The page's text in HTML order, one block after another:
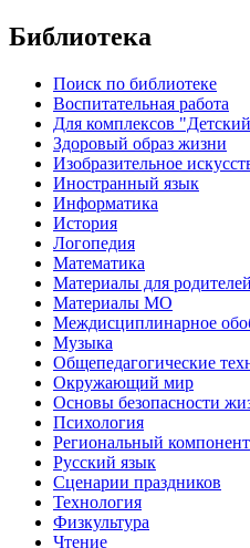
Библиотека
Поиск по библиотеке
Воспитательная работа
Для комплексов
Здоровый образ жизни
Изобразительное
Иностранный язык
Информатика
История
Логопедия
Математика
Материалы для родителей
Материалы МО
Междисциплинарное
Музыка
Общепедагогические
Окружающий мир
Основы безопасности
Психология
Региональный компонент
Русский язык
Сценарии праздников
Технология
Физкультура
Чтение